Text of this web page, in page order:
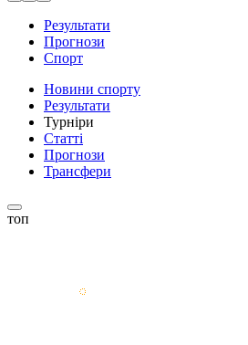
Результати
Прогнози
Спорт
Новини спорту
Результати
Турніри
Статті
Прогнози
Трансфери
топ